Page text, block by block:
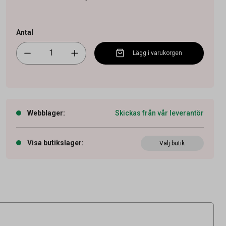
Antal
Lägg i varukorgen
Webblager: Skickas från vår leverantör
Visa butikslager: Välj butik